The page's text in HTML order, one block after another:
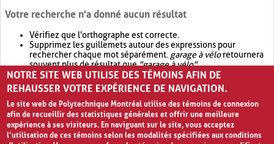
Votre recherche n'a donné aucun résultat
Vérifiez que l'orthographe est correcte.
Supprimez les guillemets autour des expressions pour
rechercher chaque mot séparément. garage à véloretournera
souvent plus de résultat que"garage à vélo".
Envisagez d'élargir votre recherche avec OR.garage OR vélo
retournera souvent plus de résultat quegarage à vélo
NOTRE SITE WEB UTILISE DES TÉMOINS AFIN DE
REHAUSSER VOTRE EXPÉRIENCE DE NAVIGATION.
Le site web de Polytechnique Montréal utilise des témoins de connexion
afin de recueillir des statistiques générales et offrir une meilleure
expérience à ses visiteurs. En naviguant sur le site, vous acceptez
l’utilisation de ces témoins selon les modalités spécifiées aux conditions